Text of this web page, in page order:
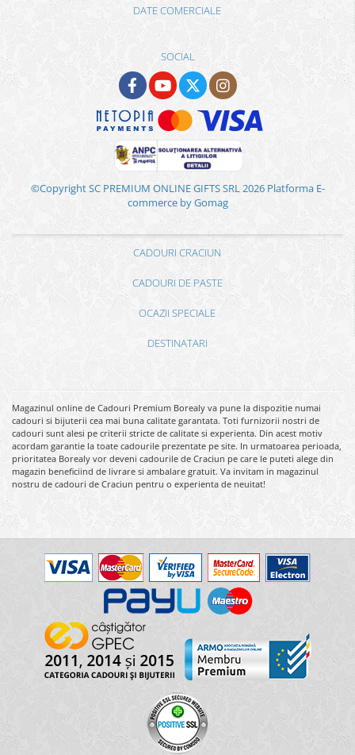
DATE COMERCIALE
SOCIAL
©Copyright SC PREMIUM ONLINE GIFTS SRL 2026 Platforma E-
commerce by Gomag
CADOURI CRACIUN
CADOURI DE PASTE
OCAZII SPECIALE
DESTINATARI
Magazinul online de Cadouri Premium Borealy va pune la dispozitie numai
cadouri si bijuterii cea mai buna calitate garantata. Toti furnizorii nostri de
cadouri sunt alesi pe criterii stricte de calitate si experienta. Din acest motiv
acordam garantie la toate cadourile prezentate pe site. In urmatoarea perioada,
prioritatea Borealy vor deveni cadourile de Craciun pe care le puteti alege din
magazin beneficiind de livrare si ambalare gratuit. Va invitam in magazinul
nostru de cadouri de Craciun pentru o experienta de neuitat!